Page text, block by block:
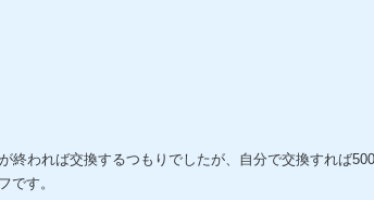
終われば交換するつもりでしたが、自分で交換すれば
です。